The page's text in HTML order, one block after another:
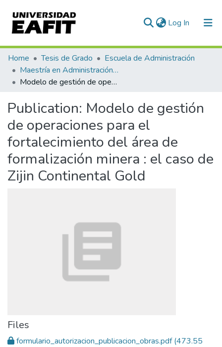
Log In (current)
Communities & Collections
All of DSpace
Home Tesis de Grado
Escuela de Administración
Maestría en Administración - MBA (tesis)
Modelo de gestión de operaciones para el fortalecimiento del área de formalización minera : el caso de Zijin Continental Gold
Publication: Modelo de gestión
de operaciones para el
fortalecimiento del área de
formalización minera : el caso de
Zijin Continental Gold
Files
formulario_autorizacion_publicacion_obras.pdf(473.55